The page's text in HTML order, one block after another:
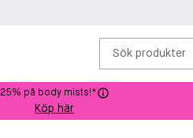
Sök produkter
25% på body mists!*
Köp här